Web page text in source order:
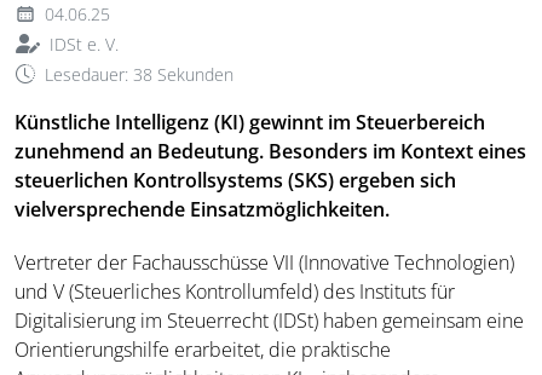
04.06.25
IDSt e. V.
Lesedauer: 38 Sekunden
Künstliche Intelligenz (KI) gewinnt im Steuerbereich
zunehmend an Bedeutung. Besonders im Kontext eines
steuerlichen Kontrollsystems (SKS) ergeben sich
vielversprechende Einsatzmöglichkeiten.
Vertreter der Fachausschüsse VII (Innovative Technologien)
und V (Steuerliches Kontrollumfeld) des Instituts für
Digitalisierung im Steuerrecht (IDSt) haben gemeinsam eine
Orientierungshilfe erarbeitet, die praktische